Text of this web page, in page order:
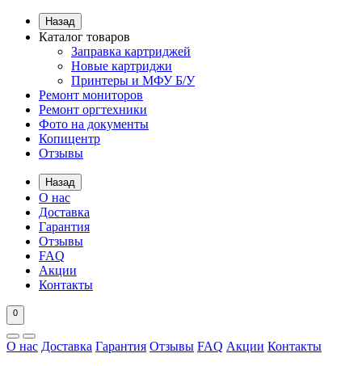
Назад
Каталог товаров
Заправка картриджей
Новые картриджи
Принтеры и МФУ Б/У
Ремонт мониторов
Ремонт оргтехники
Фото на документы
Копицентр
Отзывы
Назад
О нас
Доставка
Гарантия
Отзывы
FAQ
Акции
Контакты
0
О нас Доставка Гарантия Отзывы FAQ Акции Контакты